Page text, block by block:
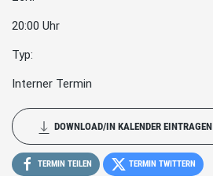
20:00 Uhr
Typ:
Interner Termin
DOWNLOAD/IN KALENDER EINTRAGEN
TERMIN TEILEN TERMIN TWITTERN